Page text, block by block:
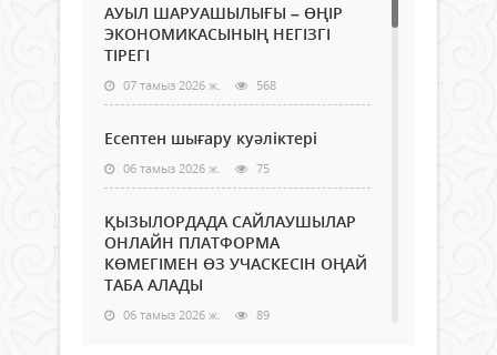
АУЫЛ ШАРУАШЫЛЫҒЫ – ӨҢІР
ЭКОНОМИКАСЫНЫҢ НЕГІЗГІ
ТІРЕГІ
07 тамыз 2026 ж. 568
Есептен шығару куәліктері
06 тамыз 2026 ж. 75
ҚЫЗЫЛОРДАДА САЙЛАУШЫЛАР
ОНЛАЙН ПЛАТФОРМА
КӨМЕГІМЕН ӨЗ УЧАСКЕСІН ОҢАЙ
ТАБА АЛАДЫ
06 тамыз 2026 ж. 89